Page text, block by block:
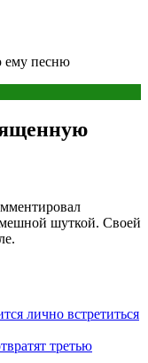
ему песню
шуткой. Своей
лично встретиться
третью